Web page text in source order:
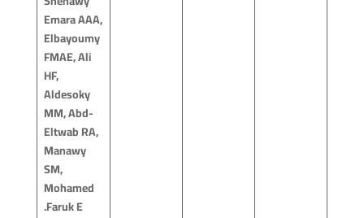
Emara AAA,
Elbayoumy
FMAE, Ali
HF,
Aldesoky
MM, Abd-
Eltwab RA,
Manawy
SM,
Mohamed
Faruk E.